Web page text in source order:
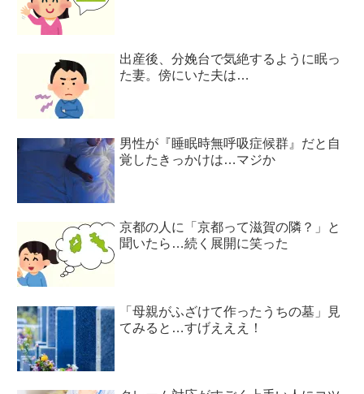
出産後、分娩台で気絶するように眠っ
た妻。傍にいた夫は…
男性が『睡眠時無呼吸症候群』だと自
覚したきっかけは…マジか
京都の人に「京都って滋賀の隣？」と
聞いたら…続く展開に笑った
「母親がふざけて作ったうちの墓」見
てみると…すげえええ！